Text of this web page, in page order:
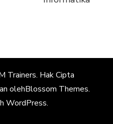
Trainers. Hak Cipta
olehBlossom Themes.
WordPress.